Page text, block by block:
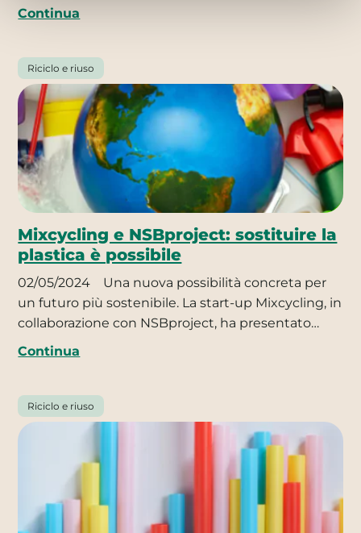
Continua
Riciclo e riuso
Mixcycling e NSBproject: sostituire la
plastica è possibile
02/05/2024
Una nuova possibilità concreta per
un futuro più sostenibile. La start-up Mixcycling, in
collaborazione con NSBproject, ha presentato…
Continua
Riciclo e riuso